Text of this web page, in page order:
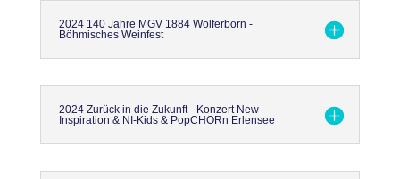
2024 140 Jahre MGV 1884 Wolferborn -
Böhmisches Weinfest
2024 Zurück in die Zukunft - Konzert New
Inspiration & NI-Kids & PopCHORn Erlensee